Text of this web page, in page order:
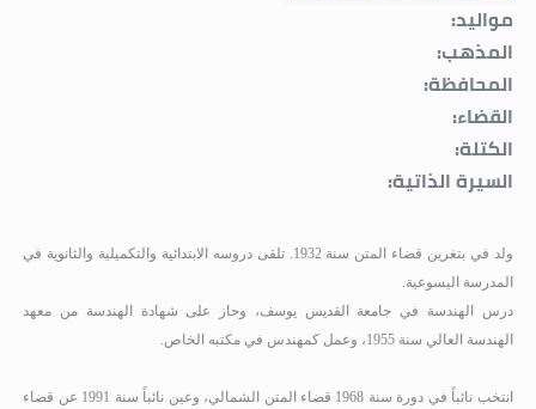
مواليد:
المذهب:
المحافظة:
القضاء:
الكتلة:
السيرة الذاتية:
ولد في بتغرين قضاء المتن سنة 1932 . تلقى دروسه الابتدائية والتكميلية والثانوية في
المدرسة اليسوعية.
درس الهندسة في جامعة القديس يوسف، وحاز على شهادة الهندسة من معهد
الهندسة العالي سنة 1955، وعمل كمهندس في مكتبه الخاص.
انتخب نائباً في دورة سنة 1968 قضاء المتن الشمالي، وعين نائباً سنة 1991 عن قضاء